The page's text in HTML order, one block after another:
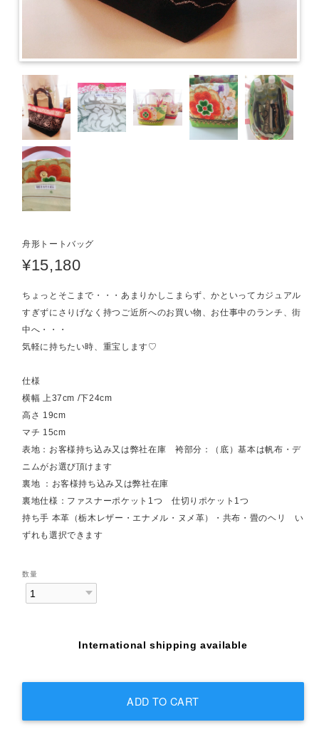
舟形トートバッグ
¥15,180
ちょっとそこまで・・・あまりかしこまらず、かといってカジュアル
すぎずにさりげなく持つご近所へのお買い物、お仕事中のランチ、街
中へ・・・
気軽に持ちたい時、重宝します♡
仕様
横幅 上37cm /下24cm
高さ 19cm
マチ 15cm
表地：お客様持ち込み又は弊社在庫 袴部分：（底）基本は帆布・デ
ニムがお選び頂けます
裏地 ：お客様持ち込み又は弊社在庫
裏地仕様：ファスナーポケット1つ 仕切りポケット1つ
持ち手 本革（栃木レザー・エナメル・ヌメ革）・共布・畳のヘリ い
ずれも選択できます
数量
International shipping available
ADD TO CART